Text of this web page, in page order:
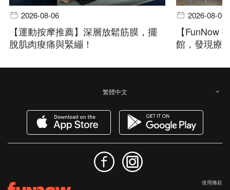
2026-08-06
【運動按摩推薦】深層放鬆筋膜，擺
脫肌肉痠痛與緊繃！
2026-08-06
【FunNow
館，發現療
繁體中文
使用條款